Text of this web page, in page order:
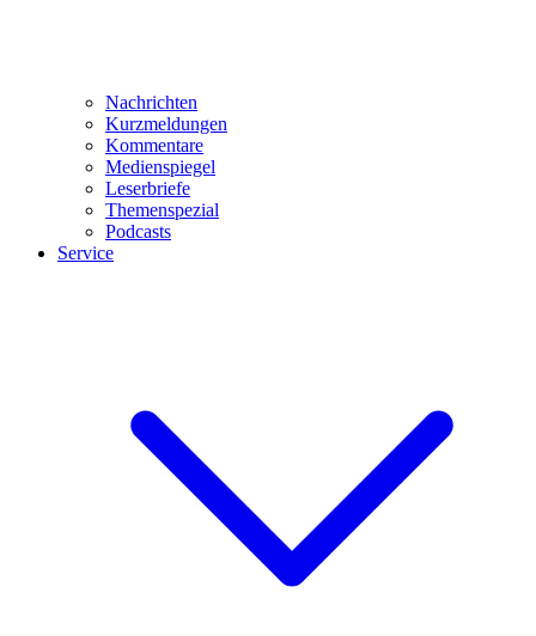
Nachrichten
Kurzmeldungen
Kommentare
Medienspiegel
Leserbriefe
Themenspezial
Podcasts
Service